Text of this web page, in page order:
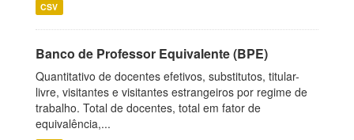
CSV
Banco de Professor Equivalente (BPE)
Quantitativo de docentes efetivos, substitutos, titular-
livre, visitantes e visitantes estrangeiros por regime de
trabalho. Total de docentes, total em fator de
equivalência,...